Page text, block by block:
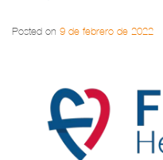
Posted on 9 de febrero de 2022